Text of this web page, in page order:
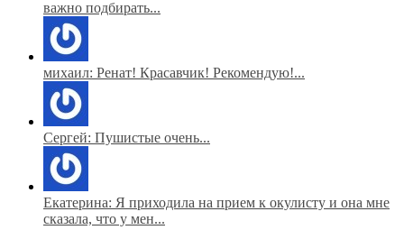
важно подбирать...
михаил: Ренат! Красавчик! Рекомендую!...
Сергей: Пушистые очень...
Екатерина: Я приходила на прием к окулисту и она мне
сказала, что у мен...